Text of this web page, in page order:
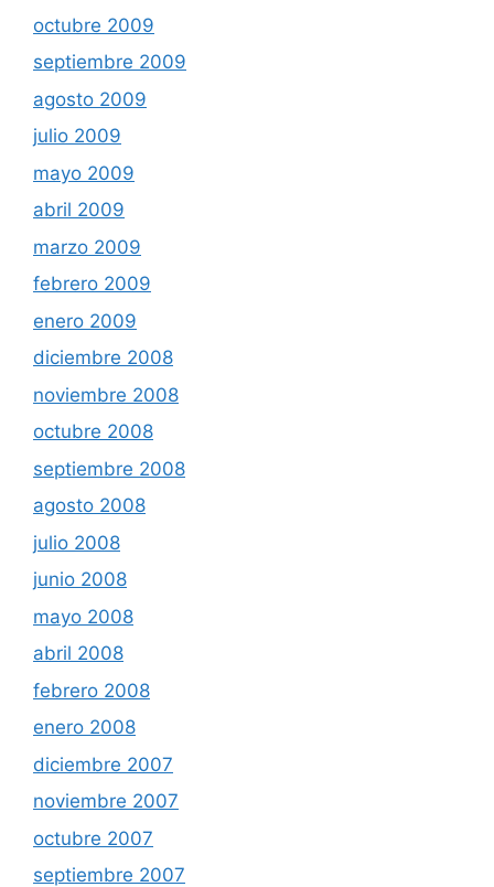
octubre 2009
septiembre 2009
agosto 2009
julio 2009
mayo 2009
abril 2009
marzo 2009
febrero 2009
enero 2009
diciembre 2008
noviembre 2008
octubre 2008
septiembre 2008
agosto 2008
julio 2008
junio 2008
mayo 2008
abril 2008
febrero 2008
enero 2008
diciembre 2007
noviembre 2007
octubre 2007
septiembre 2007